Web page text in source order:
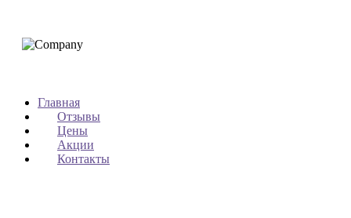
Главная
Отзывы
Цены
Акции
Контакты